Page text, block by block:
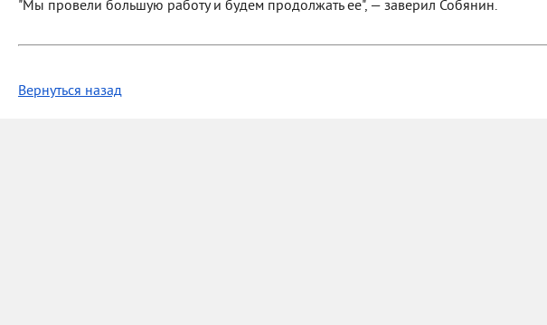
"Мы провели большую работу и будем продолжать ее", — заверил Собянин.
Вернуться назад